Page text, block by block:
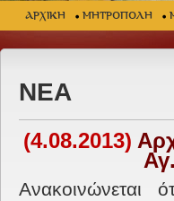
ΑΡΧΙΚΗ ΜΗΤΡΟΠΟΛΗ
ΝΕΑ
(4.08.2013)